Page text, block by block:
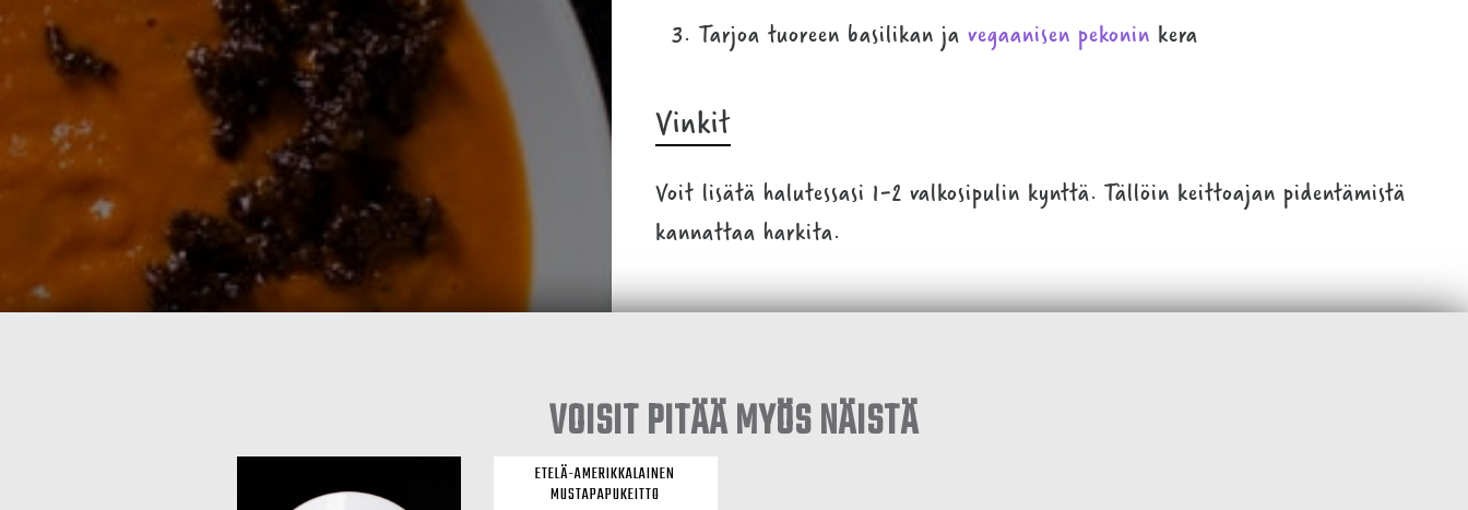
Tarjoa tuoreen basilikan ja vegaanisen pekonin kera
Vinkit
Voit lisätä halutessasi 1-2 valkosipulin kynttä. Tällöin keittoajan pidentämistä
kannattaa harkita.
VOISIT PITÄÄ MYÖS NÄISTÄ
ETELÄ-AMERIKKALAINEN
MUSTAPAPUKEITTO